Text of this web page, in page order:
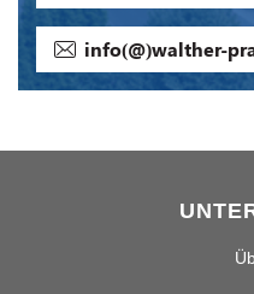
info(@)walther-